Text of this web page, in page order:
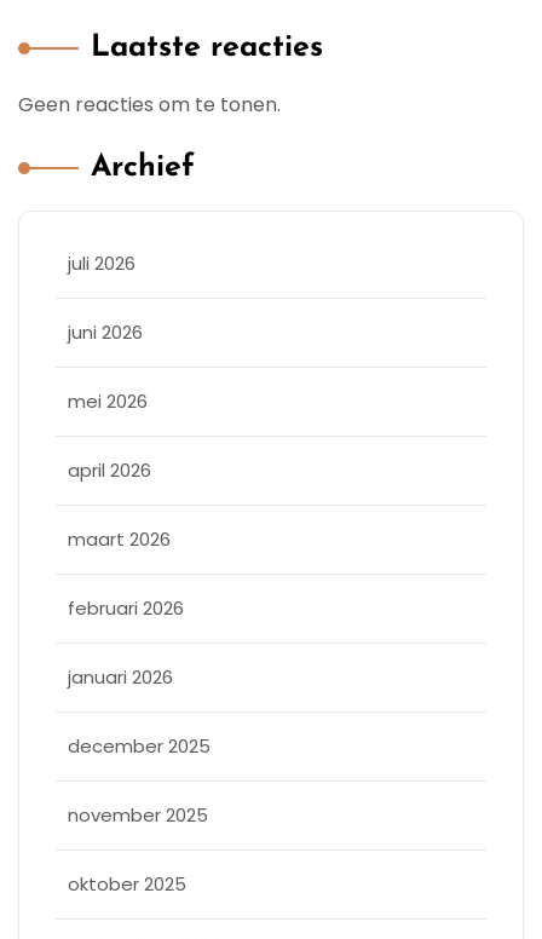
Laatste reacties
Geen reacties om te tonen.
Archief
juli 2026
juni 2026
mei 2026
april 2026
maart 2026
februari 2026
januari 2026
december 2025
november 2025
oktober 2025